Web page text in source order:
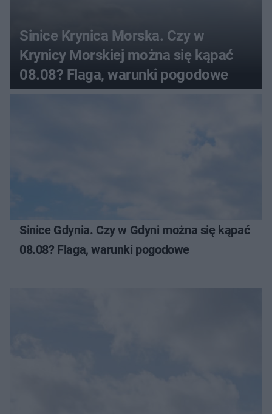
Sinice Krynica Morska. Czy w
Krynicy Morskiej można się kąpać
08.08? Flaga, warunki pogodowe
Sinice Gdynia. Czy w Gdyni można się kąpać
08.08? Flaga, warunki pogodowe